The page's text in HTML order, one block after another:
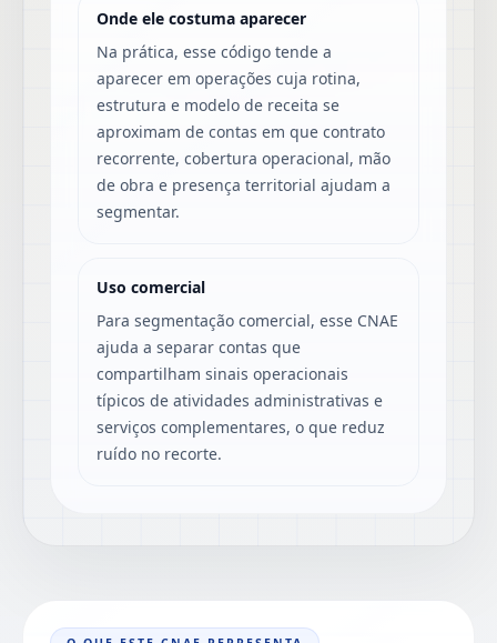
Onde ele costuma aparecer
Na prática, esse código tende a
aparecer em operações cuja rotina,
estrutura e modelo de receita se
aproximam de contas em que contrato
recorrente, cobertura operacional, mão
de obra e presença territorial ajudam a
segmentar.
Uso comercial
Para segmentação comercial, esse CNAE
ajuda a separar contas que
compartilham sinais operacionais
típicos de atividades administrativas e
serviços complementares, o que reduz
ruído no recorte.